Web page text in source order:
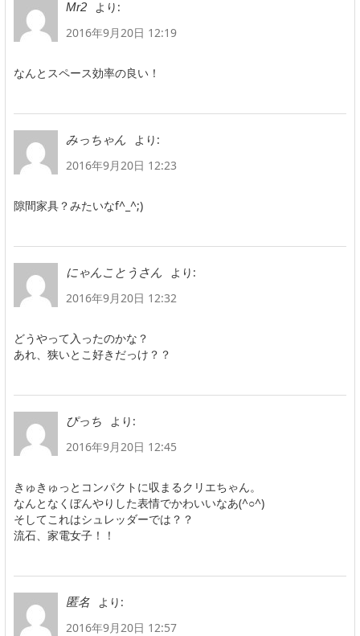
Mr2
より:
2016年9月20日 12:19
なんとスペース効率の良い！
みっちゃん
より:
2016年9月20日 12:23
隙間家具？みたいなf^_^;)
にゃんことうさん
より:
2016年9月20日 12:32
どうやって入ったのかな？
あれ、狭いとこ好きだっけ？？
ぴっち
より:
2016年9月20日 12:45
きゅきゅっとコンパクトに収まるクリエちゃん。
なんとなくぼんやりした表情でかわいいなあ(^○^)
そしてこれはシュレッダーでは？？
流石、家電女子！！
匿名
より:
2016年9月20日 12:57